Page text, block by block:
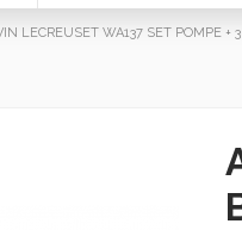
LECREUSET WA137 SET POMPE +